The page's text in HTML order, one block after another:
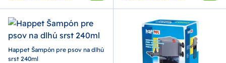
Happet Šampón pre psov na dlhú
srst 240ml